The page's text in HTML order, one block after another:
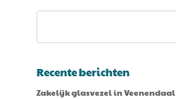
Recente berichten
Zakelijk glasvezel in Veenendaal